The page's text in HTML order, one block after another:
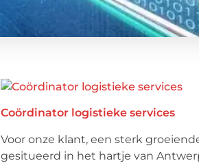
Coördinator logistieke services
Voor onze klant, een sterk
gesitueerd in het hartje van